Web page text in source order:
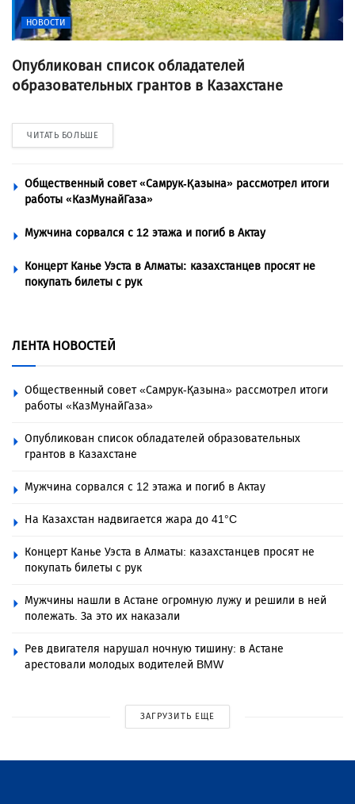
НОВОСТИ
Опубликован список обладателей
образовательных грантов в Казахстане
ЧИТАТЬ БОЛЬШЕ
Общественный совет «Самрук-Қазына» рассмотрел итоги
работы «КазМунайГаза»
Мужчина сорвался с 12 этажа и погиб в Актау
Концерт Канье Уэста в Алматы: казахстанцев просят не
покупать билеты с рук
ЛЕНТА НОВОСТЕЙ
Общественный совет «Самрук-Қазына» рассмотрел итоги
работы «КазМунайГаза»
Опубликован список обладателей образовательных
грантов в Казахстане
Мужчина сорвался с 12 этажа и погиб в Актау
На Казахстан надвигается жара до 41°C
Концерт Канье Уэста в Алматы: казахстанцев просят не
покупать билеты с рук
Мужчины нашли в Астане огромную лужу и решили в ней
полежать. За это их наказали
Рев двигателя нарушал ночную тишину: в Астане
арестовали молодых водителей BMW
ЗАГРУЗИТЬ ЕЩЕ